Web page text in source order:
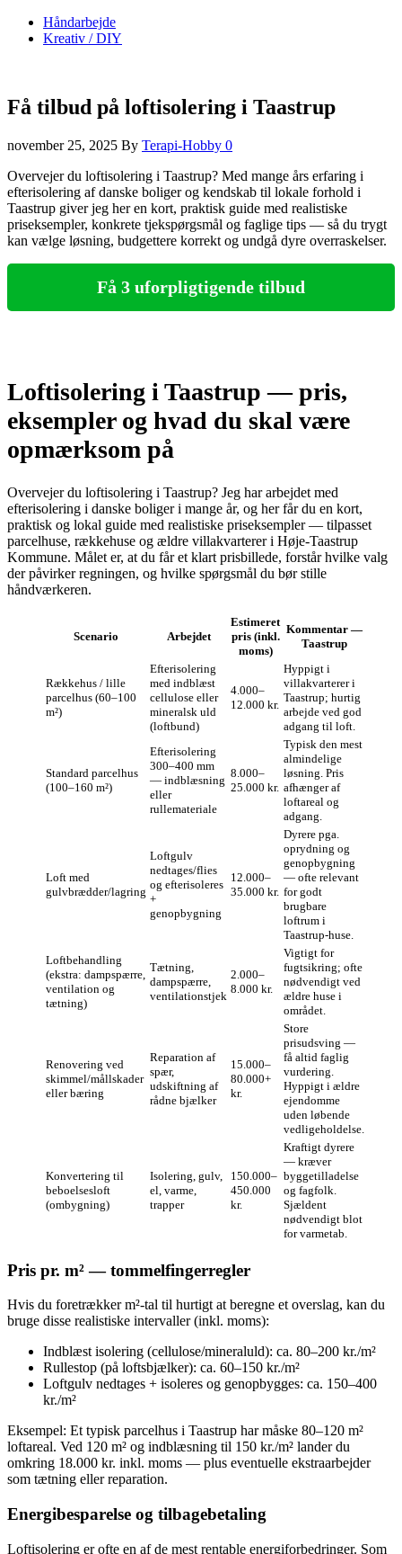
Håndarbejde
Kreativ / DIY
Få tilbud på loftisolering i Taastrup
november 25, 2025 By Terapi-Hobby 0
Overvejer du loftisolering i Taastrup? Med mange års erfaring i
efterisolering af danske boliger og kendskab til lokale forhold i
Taastrup giver jeg her en kort, praktisk guide med realistiske
priseksempler, konkrete tjekspørgsmål og faglige tips — så du trygt
kan vælge løsning, budgettere korrekt og undgå dyre overraskelser.
Få 3 uforpligtigende tilbud
Loftisolering i Taastrup — pris,
eksempler og hvad du skal være
opmærksom på
Overvejer du loftisolering i Taastrup? Jeg har arbejdet med
efterisolering i danske boliger i mange år, og her får du en kort,
praktisk og lokal guide med realistiske priseksempler — tilpasset
parcelhuse, rækkehuse og ældre villakvarterer i Høje‑Taastrup
Kommune. Målet er, at du får et klart prisbillede, forstår hvilke valg
der påvirker regningen, og hvilke spørgsmål du bør stille
håndværkeren.
Scenario Arbejdet
Estimeret
pris (inkl.
moms)
Kommentar —
Taastrup
Rækkehus / lille
parcelhus (60–100
m²)
Efterisolering
med indblæst
cellulose eller
mineralsk uld
(loftbund)
4.000–
12.000 kr.
Hyppigt i
villakvarterer i
Taastrup; hurtig
arbejde ved god
adgang til loft.
Standard parcelhus
(100–160 m²)
Efterisolering
300–400 mm
— indblæsning
eller
rullemateriale
8.000–
25.000 kr.
Typisk den mest
almindelige
løsning. Pris
afhænger af
loftareal og
adgang.
Loft med
gulvbrædder/lagring
Loftgulv
nedtages/flies
og efterisoleres
+
genopbygning
12.000–
35.000 kr.
Dyrere pga.
oprydning og
genopbygning
— ofte relevant
for godt
brugbare
loftrum i
Taastrup-huse.
Loftbehandling
(ekstra: dampspærre,
ventilation og
tætning)
Tætning,
dampspærre,
ventilationstjek
2.000–
8.000 kr.
Vigtigt for
fugtsikring; ofte
nødvendigt ved
ældre huse i
området.
Renovering ved
skimmel/mållskader
eller bæring
Reparation af
spær,
udskiftning af
rådne bjælker
15.000–
80.000+
kr.
Store
prisudsving —
få altid faglig
vurdering.
Hyppigt i ældre
ejendomme
uden løbende
vedligeholdelse.
Konvertering til
beboelsesloft
(ombygning)
Isolering, gulv,
el, varme,
trapper
150.000–
450.000
kr.
Kraftigt dyrere
— kræver
byggetilladelse
og fagfolk.
Sjældent
nødvendigt blot
for varmetab.
Pris pr. m² — tommelfingerregler
Hvis du foretrækker m²‑tal til hurtigt at beregne et overslag, kan du
bruge disse realistiske intervaller (inkl. moms):
Indblæst isolering (cellulose/mineraluld): ca. 80–200 kr./m²
Rullestop (på loftsbjælker): ca. 60–150 kr./m²
Loftgulv nedtages + isoleres og genopbygges: ca. 150–400
kr./m²
Eksempel: Et typisk parcelhus i Taastrup har måske 80–120 m²
loftareal. Ved 120 m² og indblæsning til 150 kr./m² lander du
omkring 18.000 kr. inkl. moms — plus eventuelle ekstraarbejder
som tætning eller reparation.
Energibesparelse og tilbagebetaling
Loftisolering er ofte en af de mest rentable energiforbedringer. Som